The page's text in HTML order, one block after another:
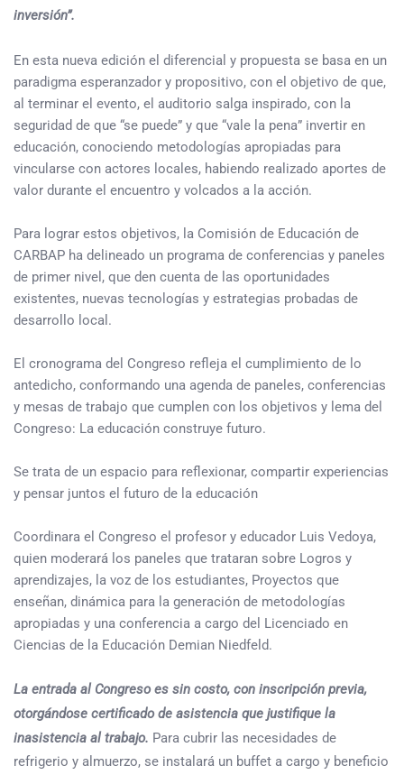
inversión”.
En esta nueva edición el diferencial y propuesta se basa en un
paradigma esperanzador y propositivo, con el objetivo de que,
al terminar el evento, el auditorio salga inspirado, con la
seguridad de que “se puede” y que “vale la pena” invertir en
educación, conociendo metodologías apropiadas para
vincularse con actores locales, habiendo realizado aportes de
valor durante el encuentro y volcados a la acción.
Para lograr estos objetivos, la Comisión de Educación de
CARBAP ha delineado un programa de conferencias y paneles
de primer nivel, que den cuenta de las oportunidades
existentes, nuevas tecnologías y estrategias probadas de
desarrollo local.
El cronograma del Congreso refleja el cumplimiento de lo
antedicho, conformando una agenda de paneles, conferencias
y mesas de trabajo que cumplen con los objetivos y lema del
Congreso: La educación construye futuro.
Se trata de un espacio para reflexionar, compartir experiencias
y pensar juntos el futuro de la educación
Coordinara el Congreso el profesor y educador Luis Vedoya,
quien moderará los paneles que trataran sobre Logros y
aprendizajes, la voz de los estudiantes, Proyectos que
enseñan, dinámica para la generación de metodologías
apropiadas y una conferencia a cargo del Licenciado en
Ciencias de la Educación Demian Niedfeld.
La entrada al Congreso es sin costo, con inscripción previa,
otorgándose certificado de asistencia que justifique la
inasistencia al trabajo. Para cubrir las necesidades de
refrigerio y almuerzo, se instalará un buffet a cargo y beneficio